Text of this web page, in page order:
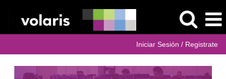
Iniciar Sesión / Registrate